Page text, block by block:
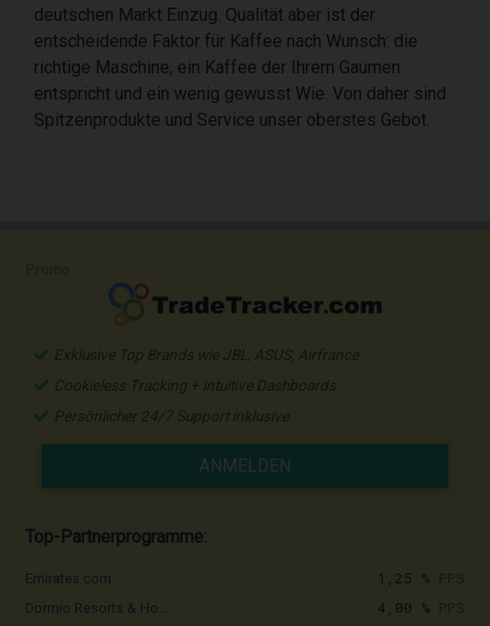
deutschen Markt Einzug. Qualität aber ist der
entscheidende Faktor für Kaffee nach Wunsch: die
richtige Maschine, ein Kaffee der Ihrem Gaumen
entspricht und ein wenig gewusst Wie. Von daher sind
Spitzenprodukte und Service unser oberstes Gebot.
Exklusive Top Brands wie JBL, ASUS, Airfrance
Cookieless Tracking + intuitive Dashboards
Persönlicher 24/7 Support inklusive
ANMELDEN
Top-Partnerprogramme:
Emirates.com 1,25 %
Dormio Resorts & Ho... 4,00 %